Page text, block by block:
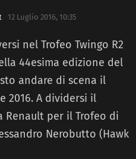
12 Luglio 2016, 10:35
nel Trofeo Twingo R2
44esima edizione del
andare di scena il
2016. A dividersi il
per il Trofeo di
Nerobutto (Hawk